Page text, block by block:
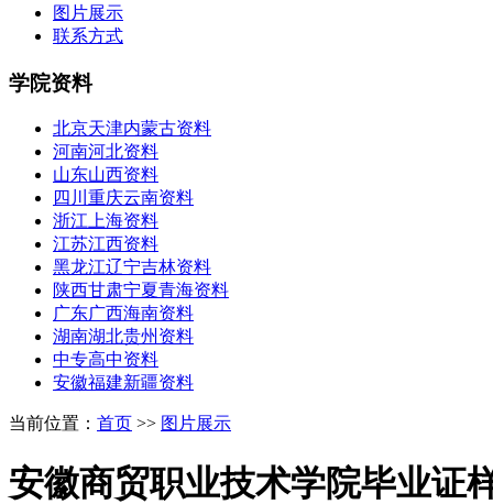
图片展示
联系方式
学院资料
北京天津内蒙古资料
河南河北资料
山东山西资料
四川重庆云南资料
浙江上海资料
江苏江西资料
黑龙江辽宁吉林资料
陕西甘肃宁夏青海资料
广东广西海南资料
湖南湖北贵州资料
中专高中资料
安徽福建新疆资料
当前位置： 首页 >> 图片展示
安徽商贸职业技术学院毕业证